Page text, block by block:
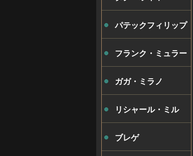
パテックフィリップ
フランク・ミュラー
ガガ・ミラノ
リシャール・ミル
ブレゲ